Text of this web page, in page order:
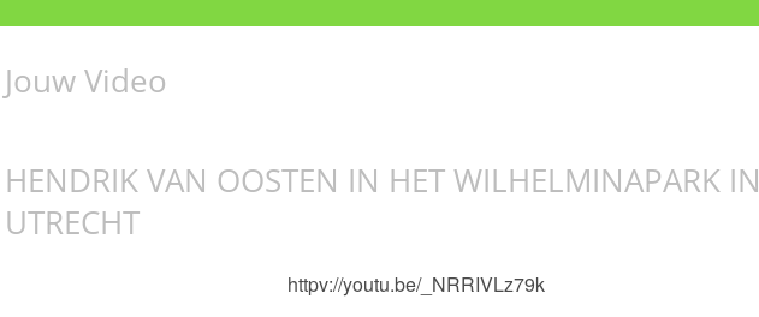
Jouw Video
HENDRIK VAN OOSTEN IN HET WILHELMINAPARK IN
UTRECHT
httpv://youtu.be/_NRRIVLz79k